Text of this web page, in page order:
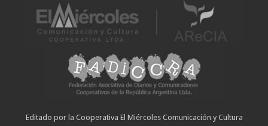
Editado por la Cooperativa El Miércoles Comunicación y Cultura